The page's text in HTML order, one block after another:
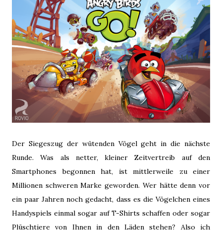
Der Siegeszug der wütenden Vögel geht in die nächste
Runde. Was als netter, kleiner Zeitvertreib auf den
Smartphones begonnen hat, ist mittlerweile zu einer
Millionen schweren Marke geworden. Wer hätte denn vor
ein paar Jahren noch gedacht, dass es die Vögelchen eines
Handyspiels einmal sogar auf T-Shirts schaffen oder sogar
Plüschtiere von Ihnen in den Läden stehen? Also ich